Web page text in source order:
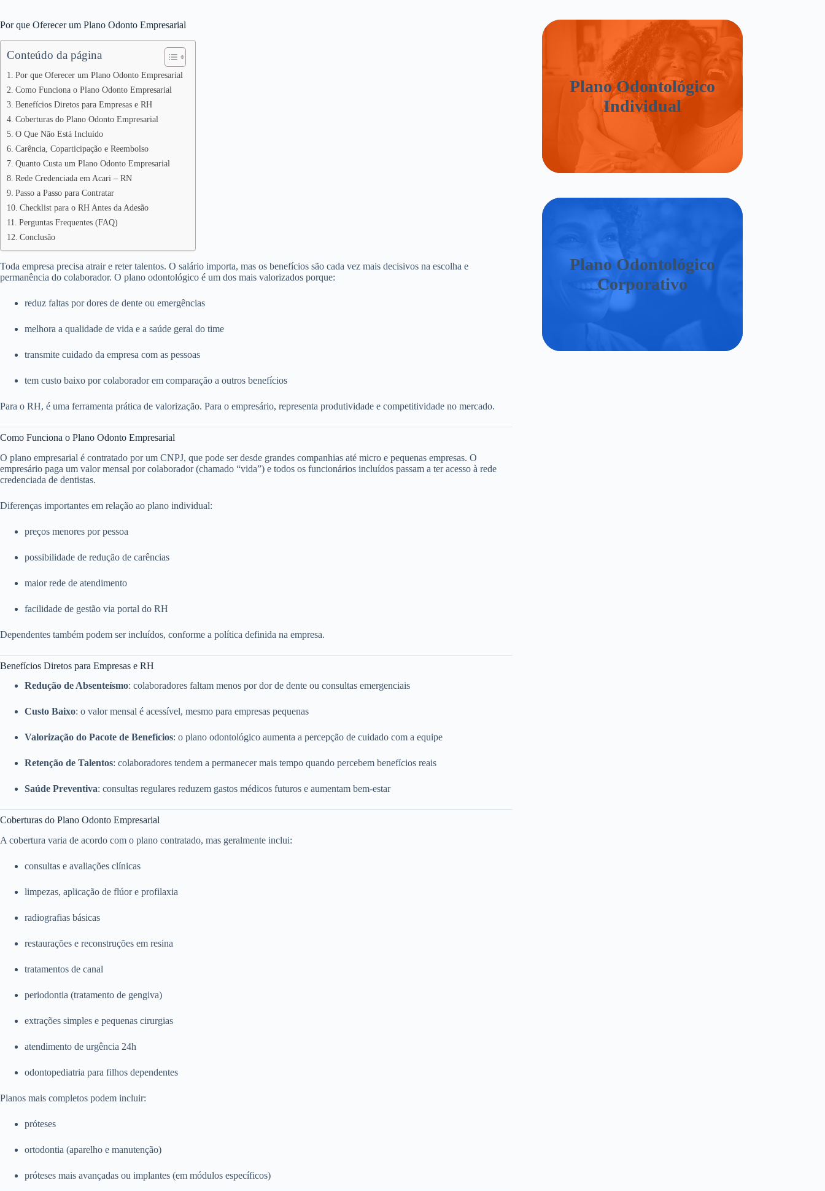
Por que Oferecer um Plano Odonto Empresarial
Conteúdo da página
Por que Oferecer um Plano Odonto Empresarial
Como Funciona o Plano Odonto Empresarial
Benefícios Diretos para Empresas e RH
Coberturas do Plano Odonto Empresarial
O Que Não Está Incluído
Carência, Coparticipação e Reembolso
Quanto Custa um Plano Odonto Empresarial
Rede Credenciada em Acari – RN
Passo a Passo para Contratar
Checklist para o RH Antes da Adesão
Perguntas Frequentes (FAQ)
Conclusão
Toda empresa precisa atrair e reter talentos. O salário importa, mas os benefícios são cada vez mais decisivos na escolha e
permanência do colaborador. O plano odontológico é um dos mais valorizados porque:
reduz faltas por dores de dente ou emergências
melhora a qualidade de vida e a saúde geral do time
transmite cuidado da empresa com as pessoas
tem custo baixo por colaborador em comparação a outros benefícios
Para o RH, é uma ferramenta prática de valorização. Para o empresário, representa produtividade e competitividade no mercado.
Como Funciona o Plano Odonto Empresarial
O plano empresarial é contratado por um CNPJ, que pode ser desde grandes companhias até micro e pequenas empresas. O
empresário paga um valor mensal por colaborador (chamado “vida”) e todos os funcionários incluídos passam a ter acesso à rede
credenciada de dentistas.
Diferenças importantes em relação ao plano individual:
preços menores por pessoa
possibilidade de redução de carências
maior rede de atendimento
facilidade de gestão via portal do RH
Dependentes também podem ser incluídos, conforme a política definida na empresa.
Benefícios Diretos para Empresas e RH
Redução de Absenteísmo: colaboradores faltam menos por dor de dente ou consultas emergenciais
Custo Baixo: o valor mensal é acessível, mesmo para empresas pequenas
Valorização do Pacote de Benefícios: o plano odontológico aumenta a percepção de cuidado com a equipe
Retenção de Talentos: colaboradores tendem a permanecer mais tempo quando percebem benefícios reais
Saúde Preventiva: consultas regulares reduzem gastos médicos futuros e aumentam bem-estar
Coberturas do Plano Odonto Empresarial
A cobertura varia de acordo com o plano contratado, mas geralmente inclui:
consultas e avaliações clínicas
limpezas, aplicação de flúor e profilaxia
radiografias básicas
restaurações e reconstruções em resina
tratamentos de canal
periodontia (tratamento de gengiva)
extrações simples e pequenas cirurgias
atendimento de urgência 24h
odontopediatria para filhos dependentes
Planos mais completos podem incluir:
próteses
ortodontia (aparelho e manutenção)
próteses mais avançadas ou implantes (em módulos específicos)
Plano Odontológico
Individual
Plano Odontológico
Corporativo